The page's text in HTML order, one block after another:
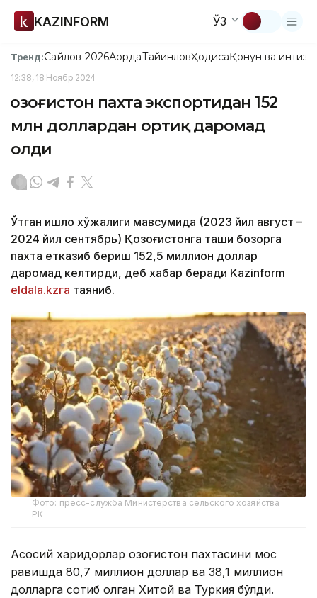
KAZINFORM ЎЗ
Тренд:Сайлов-2026АқордаТайинловҲодисаҚонун ва
12:38, 18 Ноябр 2024
Қозоғистон пахта экспортидан 152
млн доллардан ортиқ даромад
олди
Ўтган қишлоқ хўжалиги мавсумида (2023 йил август –
2024 йил сентябрь) Қозоғистонга ташқи бозорга
пахта етказиб бериш 152,5 миллион доллар
даромад келтирди, деб хабар беради Kazinform
eldala.kzга таяниб.
Фото: пресс-служба Министерства сельского хозяйства
РК
Асосий харидорлар Қозоғистон пахтасини мос
равишда 80,7 миллион доллар ва 38,1 миллион
долларга сотиб олган Хитой ва Туркия бўлди.